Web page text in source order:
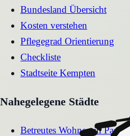
Bundesland Übersicht
Kosten verstehen
Pflegegrad Orientierung
Checkliste
Stadtseite Kempten
Nahegelegene Städte
Betreutes WohneninPassau